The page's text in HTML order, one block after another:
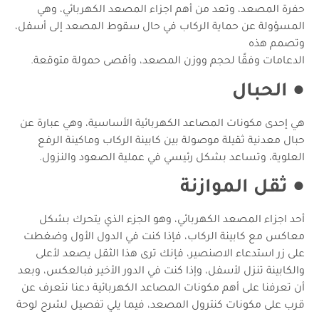
حفرة المصعد، وتعد من أهم اجزاء المصعد الكهربائي، وهي
المسؤولة عن حماية الركاب في حال سقوط المصعد إلى أسفل،
وتصمم هذه
الدعامات وفقًا لحجم ووزن المصعد، وأقصى حمولة متوقعة.
● الحبال
هي إحدى مكونات المصاعد الكهربائية الأساسية، وهي عبارة عن
حبال معدنية ثقيلة موصولة بين كابينة الركاب وماكينة الرفع
العلوية، وتساعد بشكل رئيسي في عملية الصعود والنزول.
● ثقل الموازنة
أحد اجزاء المصعد الكهربائي، وهو الجزء الذي يتحرك بشكل
معاكس مع كابينة الركاب، فإذا كنت في الدول الأول وضغطت
على زر استدعاء الاصنصير، فإنك ترى هذا الثقل يصعد لأعلى
والكابينة تنزل لأسفل، وإذا كنت في الدور الأخير فبالعكس، وبعد
أن تعرفنا على أهم مكونات المصاعد الكهربائية دعنا نتعرف عن
قرب على مكونات كنترول المصعد، فيما يلي تفصيل لشرح لوحة